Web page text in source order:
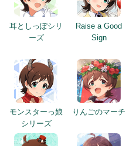
耳としっぽシリ
ーズ
Raise a Good
Sign
モンスターっ娘
シリーズ
りんごのマーチ